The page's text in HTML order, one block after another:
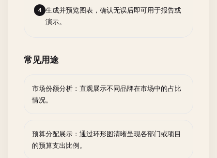
4
生成并预览图表，确认无误后即可用于报告或
演示。
常见用途
市场份额分析：直观展示不同品牌在市场中的占比
情况。
预算分配展示：通过环形图清晰呈现各部门或项目
的预算支出比例。